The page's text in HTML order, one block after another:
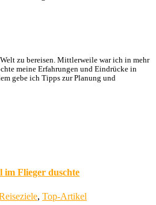
zu bereisen. Mittlerweile war ich in mehr
meine Erfahrungen und Eindrücke in
gebe ich Tipps zur Planung und
im Flieger duschte
, Top-Artikel